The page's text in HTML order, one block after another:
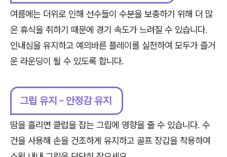
여름에는 더위로 인해 선수들이 수분을 보충하기 위해 더 많
은 휴식을 취하기 때문에 경기 속도가 느려질 수 있습니다.
인내심을 유지하고 예의바른 플레이를 실천하여 모두가 즐거
운 라운딩이 될 수 있도록 합니다.
그립 유지 - 안정감 유지
땀을 흘리면 클럽을 잡는 그립에 영향을 줄 수 있습니다. 수
건을 사용해 손을 건조하게 유지하고 골프 장갑을 착용하여